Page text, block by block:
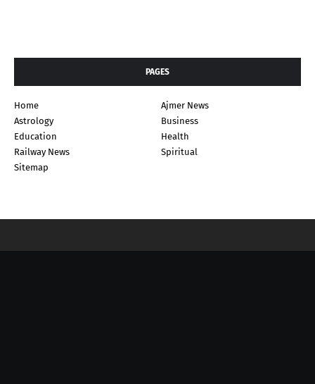
PAGES
Home
Ajmer News
Astrology
Business
Education
Health
Railway News
Spiritual
Sitemap